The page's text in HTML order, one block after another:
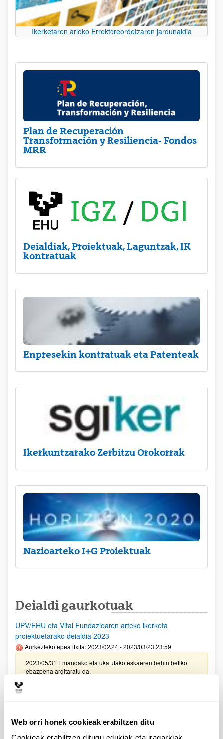
Web orri honek cookieak erabiltzen ditu
Ikerketaren arloko Errektoreordetzaren jardunaldia
Plan de Recuperación
Transformación y Resiliencia- Fondos
MRR
Deialdiak, Proiektuak, Laguntzak, IK
kontratuak
Enpresekin kontratuak eta Patenteak
Ikerkuntzarako Zerbitzu Orokorrak
Nazioarteko I+G Proiektuak
Deialdi gaurkotuak
UPV/EHU eta Vital Fundazioaren arteko ikerketa
proiektuetarako deialdia 2023
Aurkezteko epea itxita: 2023/02/24 - 2023/03/23 23:59
2023/05/31 Emandako eta ukatutako eskaeren behin betiko
ebazpena argitaratu da.
PROGRAMA H2 PIONEROS
Deialdia argitaratu da.